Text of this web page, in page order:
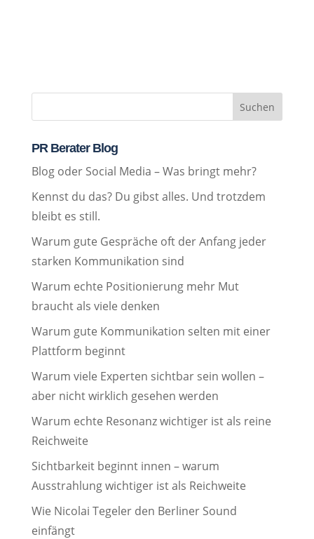
Suchen
PR Berater Blog
Blog oder Social Media – Was bringt mehr?
Kennst du das? Du gibst alles. Und trotzdem
bleibt es still.
Warum gute Gespräche oft der Anfang jeder
starken Kommunikation sind
Warum echte Positionierung mehr Mut
braucht als viele denken
Warum gute Kommunikation selten mit einer
Plattform beginnt
Warum viele Experten sichtbar sein wollen –
aber nicht wirklich gesehen werden
Warum echte Resonanz wichtiger ist als reine
Reichweite
Sichtbarkeit beginnt innen – warum
Ausstrahlung wichtiger ist als Reichweite
Wie Nicolai Tegeler den Berliner Sound
einfängt